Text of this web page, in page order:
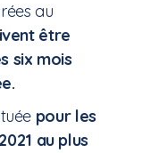
au
être
six mois
pour les
au plus